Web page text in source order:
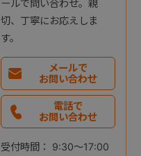
ールで問い合わせ。親
切、丁寧にお応えしま
す。
メールで
お問い合わせ
電話で
お問い合わせ
受付時間： 9:30～17:00